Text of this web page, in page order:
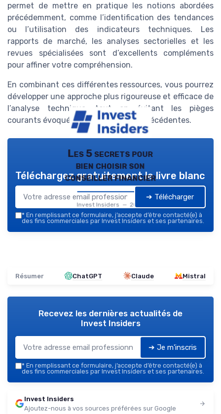
permet de mettre en pratique les notions abordées
précédemment, comme l’identification des tendances
ou l’utilisation des indicateurs techniques. Les
rapports de marché, les analyses sectorielles et les
revues spécialisées sont d’excellents compléments
pour affiner votre compréhension.
En combinant ces différentes ressources, vous pourrez
développer une approche plus rigoureuse et efficace de
l’analyse technique, tout en évitant les pièges
courants évoqués dans les sections précédentes.
Les 5 secrets pour
bien choisir son
conseiller financier
Invest Insiders — 2026
Téléchargez gratuitement le livre blanc
➔ Télécharger
* En remplissant ce formulaire, j’accepte d’être contacté(e) à
des fins commerciales par Invest Insiders et ses partenaires.
Résumer ChatGPT Claude Mistral
Recevez les dernières actualités de
Invest Insiders
➔ Je m'inscris
* En remplissant ce formulaire, j’accepte d’être contacté(e) à
des fins commerciales par Invest Insiders et ses partenaires.
Invest Insiders
Ajoutez-nous à vos sources préférées sur Google